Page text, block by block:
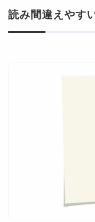
読み間違えやす